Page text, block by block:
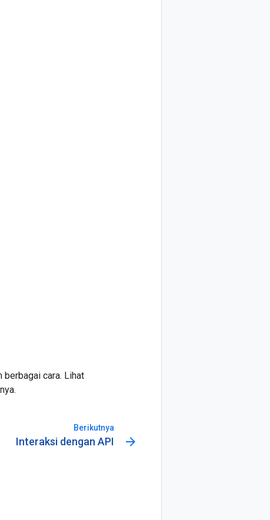
berbagai cara. Lihat
Berikutnya
Interaksi dengan API arrow_forward